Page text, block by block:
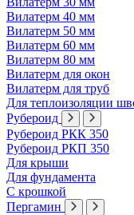
Вилатерм 40 мм
Вилатерм 50 мм
Вилатерм 60 мм
Вилатерм 80 мм
Вилатерм для окон
Вилатерм для труб
Для теплоизоляции
Рубероид
Рубероид РКК 350
Рубероид РКП 350
Для крыши
Для фундамента
С крошкой
Пергамин